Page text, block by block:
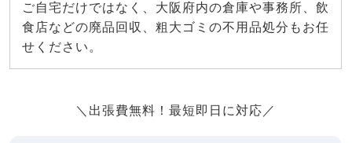
ご自宅だけではなく、大阪府内の倉庫や事務所、飲
食店などの廃品回収、粗大ゴミの不用品処分もお任
せください。
＼出張費無料！最短即日に対応／